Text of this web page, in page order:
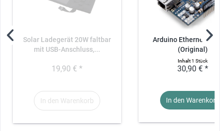
Solar Ladegerät 20W faltbar
mit USB-Anschluss,...
19,90 € *
In den Warenkorb
Arduino Ethernet
(Original)
Inhalt1 Stück
30,90 € *
In den Warenkorb